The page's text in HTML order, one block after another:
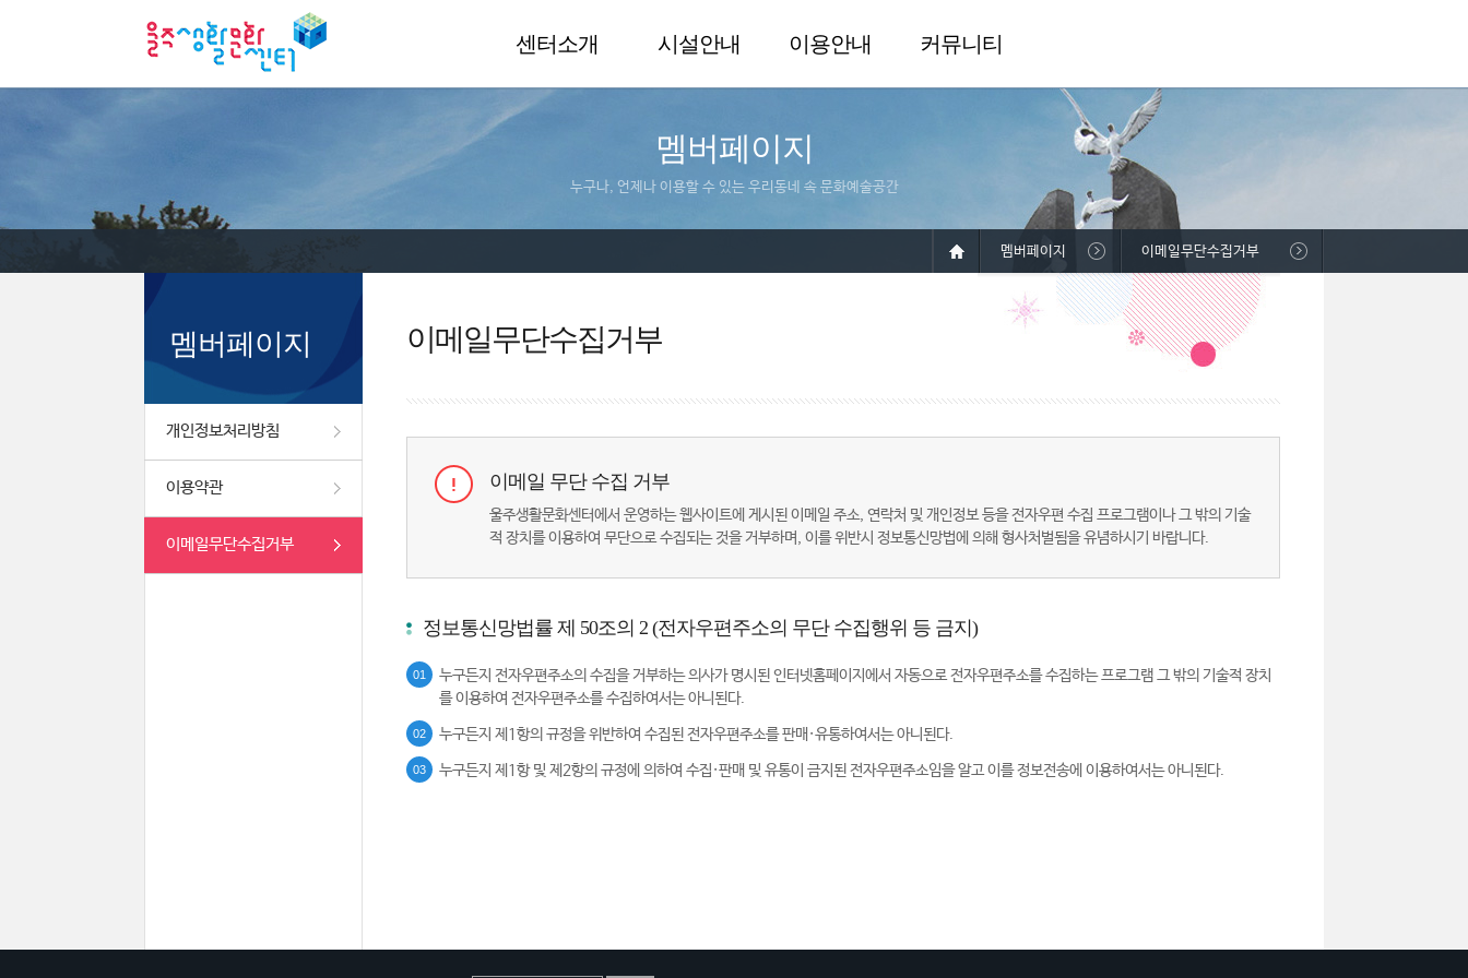
센터소개 시설안내 이용안내 커뮤니티
멤버페이지
누구나, 언제나 이용할 수 있는 우리동네 속 문화예술공간
멤버페이지
개인정보처리방침
이용약관
이메일무단수집거부
멤버페이지 이메일무단수집거부
이메일무단수집거부
이메일 무단 수집 거부
울주생활문화센터에서 운영하는 웹사이트에 게시된 이메일 주소, 연락처 및 개인정보 등을 전자우편 수집 프로그램이나 그 밖의 기술
적 장치를 이용하여 무단으로 수집되는 것을 거부하며, 이를 위반시 정보통신망법에 의해 형사처벌됨을 유념하시기 바랍니다.
정보통신망법률 제 50조의 2 (전자우편주소의 무단 수집행위 등 금지)
01
누구든지 전자우편주소의 수집을 거부하는 의사가 명시된 인터넷홈페이지에서 자동으로 전자우편주소를 수집하는 프로그램 그 밖의 기술적 장치
를 이용하여 전자우편주소를 수집하여서는 아니된다.
02 누구든지 제1항의 규정을 위반하여 수집된 전자우편주소를 판매·유통하여서는 아니된다.
03 누구든지 제1항 및 제2항의 규정에 의하여 수집·판매 및 유통이 금지된 전자우편주소임을 알고 이를 정보전송에 이용하여서는 아니된다.